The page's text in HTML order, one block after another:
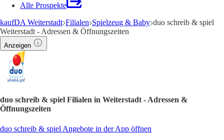
Alle Prospekte
kaufDA Weiterstadt Filialen Spielzeug & Baby duo schreib & spiel
Weiterstadt - Adressen & Öffnungszeiten
Anzeigen
duo schreib & spiel Filialen in Weiterstadt - Adressen &
Öffnungszeiten
duo schreib & spiel Angebote in der App öffnen